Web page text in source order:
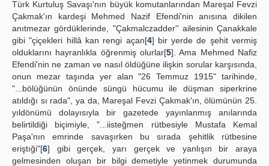
Türk Kurtuluş Savaşı'nın büyük komutanlarından Mareşal Fevzi
Çakmak'ın kardeşi Mehmed Nazif Efendi'nin anısına dikilen
anıtmezar gördüklerinde, "Çakmalczadder'' ailesinin Çanakkale
gibi "çiçekleri hillâ kan rengi açan[4] bir yerde de şehit vermiş
olduklarını hayranlıkla öğrenmiş olurlar[5]. Ama Mehmed Nafiz
Efendi'nin ne zaman ve nasıl öldüğüne ilişkin sorular karşısında,
onun mezar taşında yer alan "26 Temmuz 1915" tarihinde,
"...bölüğünün önünde süngü hücumu ile düşman siperkrine
atıldığı sı rada", ya da, Mareşal Fevzi Çakmak'ın, ölümünün 25.
yıldönümü dolayısıyla bir gazetede yayınlanmış anılarında
belirtildiği biçimiyle, "...iisteğmen rütbesiyle Mustafa Kemal
Paşa'nın emrinde savaşırken bu sırada şehitlik rütbesine
eriştıği"[6] gibi gerçek, yarı gerçek ve yanlışın bir araya
gelmesinden oluşan bir bilgi demetiyle yetinmek durumunda